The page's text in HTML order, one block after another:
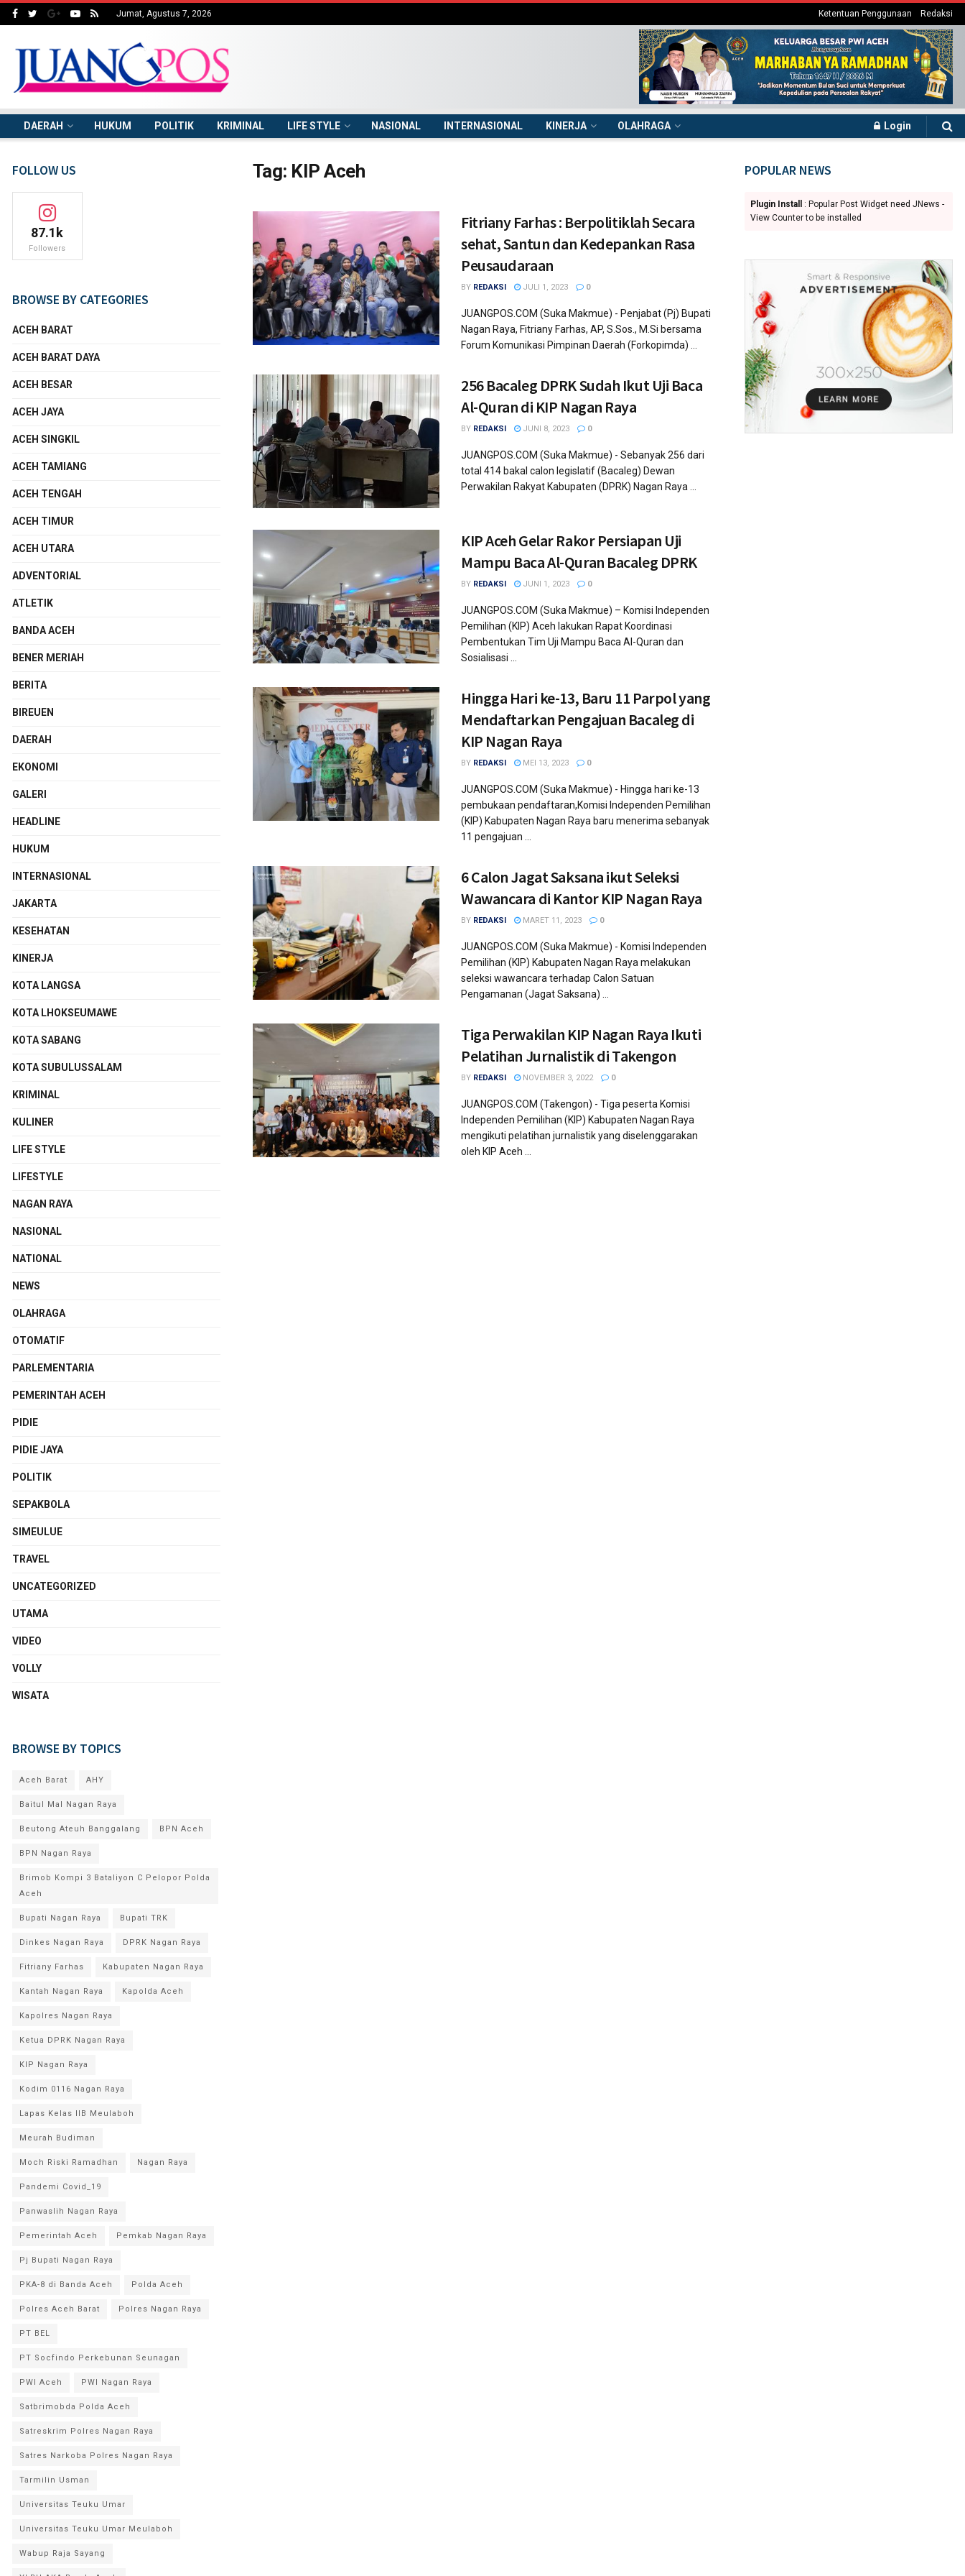
Jumat, Agustus 7, 2026 Ketentuan Penggunaan Redaksi
DAERAH HUKUM POLITIK KRIMINAL LIFE STYLE NASIONAL INTERNASIONAL KINERJA OLAHRAGA Login
Tag: KIP Aceh
Fitriany Farhas : Berpolitiklah Secara
sehat, Santun dan Kedepankan Rasa
Peusaudaraan
BY REDAKSI JULI 1, 2023 0
JUANGPOS.COM (Suka Makmue) - Penjabat (Pj) Bupati
Nagan Raya, Fitriany Farhas, AP, S.Sos., M.Si bersama
Forum Komunikasi Pimpinan Daerah (Forkopimda) ...
256 Bacaleg DPRK Sudah Ikut Uji Baca
Al-Quran di KIP Nagan Raya
BY REDAKSI JUNI 8, 2023 0
JUANGPOS.COM (Suka Makmue) - Sebanyak 256 dari
total 414 bakal calon legislatif (Bacaleg) Dewan
Perwakilan Rakyat Kabupaten (DPRK) Nagan Raya ...
KIP Aceh Gelar Rakor Persiapan Uji
Mampu Baca Al-Quran Bacaleg DPRK
BY REDAKSI JUNI 1, 2023 0
JUANGPOS.COM (Suka Makmue) – Komisi Independen
Pemilihan (KIP) Aceh lakukan Rapat Koordinasi
Pembentukan Tim Uji Mampu Baca Al-Quran dan
Sosialisasi ...
Hingga Hari ke-13, Baru 11 Parpol yang
Mendaftarkan Pengajuan Bacaleg di
KIP Nagan Raya
BY REDAKSI MEI 13, 2023 0
JUANGPOS.COM (Suka Makmue) - Hingga hari ke-13
pembukaan pendaftaran,Komisi Independen Pemilihan
(KIP) Kabupaten Nagan Raya baru menerima sebanyak
11 pengajuan ...
6 Calon Jagat Saksana ikut Seleksi
Wawancara di Kantor KIP Nagan Raya
BY REDAKSI MARET 11, 2023 0
JUANGPOS.COM (Suka Makmue) - Komisi Independen
Pemilihan (KIP) Kabupaten Nagan Raya melakukan
seleksi wawancara terhadap Calon Satuan
Pengamanan (Jagat Saksana) ...
Tiga Perwakilan KIP Nagan Raya Ikuti
Pelatihan Jurnalistik di Takengon
BY REDAKSI NOVEMBER 3, 2022 0
JUANGPOS.COM (Takengon) - Tiga peserta Komisi
Independen Pemilihan (KIP) Kabupaten Nagan Raya
mengikuti pelatihan jurnalistik yang diselenggarakan
oleh KIP Aceh ...
FOLLOW US
87.1k
Followers
BROWSE BY CATEGORIES
ACEH BARAT
ACEH BARAT DAYA
ACEH BESAR
ACEH JAYA
ACEH SINGKIL
ACEH TAMIANG
ACEH TENGAH
ACEH TIMUR
ACEH UTARA
ADVENTORIAL
ATLETIK
BANDA ACEH
BENER MERIAH
BERITA
BIREUEN
DAERAH
EKONOMI
GALERI
HEADLINE
HUKUM
INTERNASIONAL
JAKARTA
KESEHATAN
KINERJA
KOTA LANGSA
KOTA LHOKSEUMAWE
KOTA SABANG
KOTA SUBULUSSALAM
KRIMINAL
KULINER
LIFE STYLE
LIFESTYLE
NAGAN RAYA
NASIONAL
NATIONAL
NEWS
OLAHRAGA
OTOMATIF
PARLEMENTARIA
PEMERINTAH ACEH
PIDIE
PIDIE JAYA
POLITIK
SEPAKBOLA
SIMEULUE
TRAVEL
UNCATEGORIZED
UTAMA
VIDEO
VOLLY
WISATA
BROWSE BY TOPICS
Aceh Barat AHY
Baitul Mal Nagan Raya
Beutong Ateuh Banggalang BPN Aceh
BPN Nagan Raya
Brimob Kompi 3 Bataliyon C Pelopor Polda
Aceh
Bupati Nagan Raya Bupati TRK
Dinkes Nagan Raya DPRK Nagan Raya
Fitriany Farhas Kabupaten Nagan Raya
Kantah Nagan Raya Kapolda Aceh
Kapolres Nagan Raya
Ketua DPRK Nagan Raya
KIP Nagan Raya
Kodim 0116 Nagan Raya
Lapas Kelas IIB Meulaboh
Meurah Budiman
Moch Riski Ramadhan Nagan Raya
Pandemi Covid_19
Panwaslih Nagan Raya
Pemerintah Aceh Pemkab Nagan Raya
Pj Bupati Nagan Raya
PKA-8 di Banda Aceh Polda Aceh
Polres Aceh Barat Polres Nagan Raya
PT BEL
PT Socfindo Perkebunan Seunagan
PWI Aceh PWI Nagan Raya
Satbrimobda Polda Aceh
Satreskrim Polres Nagan Raya
Satres Narkoba Polres Nagan Raya
Tarmilin Usman
Universitas Teuku Umar
Universitas Teuku Umar Meulaboh
Wabup Raja Sayang
POPULAR NEWS
Plugin Install
: Popular Post Widget need JNews -
View Counter to be installed